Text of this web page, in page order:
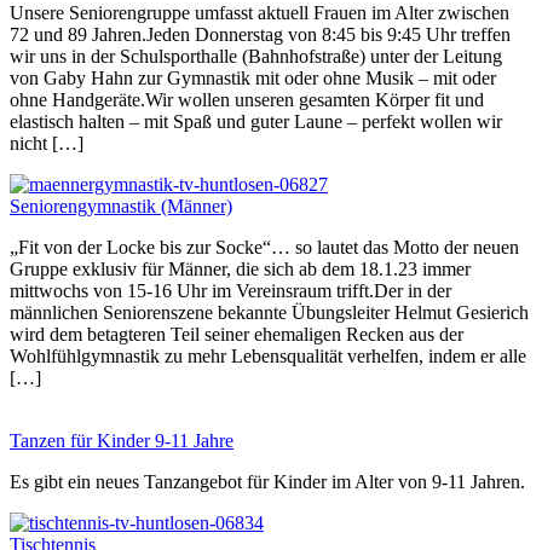
Unsere Seniorengruppe umfasst aktuell Frauen im Alter zwischen
72 und 89 Jahren.Jeden Donnerstag von 8:45 bis 9:45 Uhr treffen
wir uns in der Schulsporthalle (Bahnhofstraße) unter der Leitung
von Gaby Hahn zur Gymnastik mit oder ohne Musik – mit oder
ohne Handgeräte.Wir wollen unseren gesamten Körper fit und
elastisch halten – mit Spaß und guter Laune – perfekt wollen wir
nicht […]
Seniorengymnastik (Männer)
„Fit von der Locke bis zur Socke“… so lautet das Motto der neuen
Gruppe exklusiv für Männer, die sich ab dem 18.1.23 immer
mittwochs von 15-16 Uhr im Vereinsraum trifft.Der in der
männlichen Seniorenszene bekannte Übungsleiter Helmut Gesierich
wird dem betagteren Teil seiner ehemaligen Recken aus der
Wohlfühlgymnastik zu mehr Lebensqualität verhelfen, indem er alle
[…]
Tanzen für Kinder 9-11 Jahre
Es gibt ein neues Tanzangebot für Kinder im Alter von 9-11 Jahren.
Tischtennis